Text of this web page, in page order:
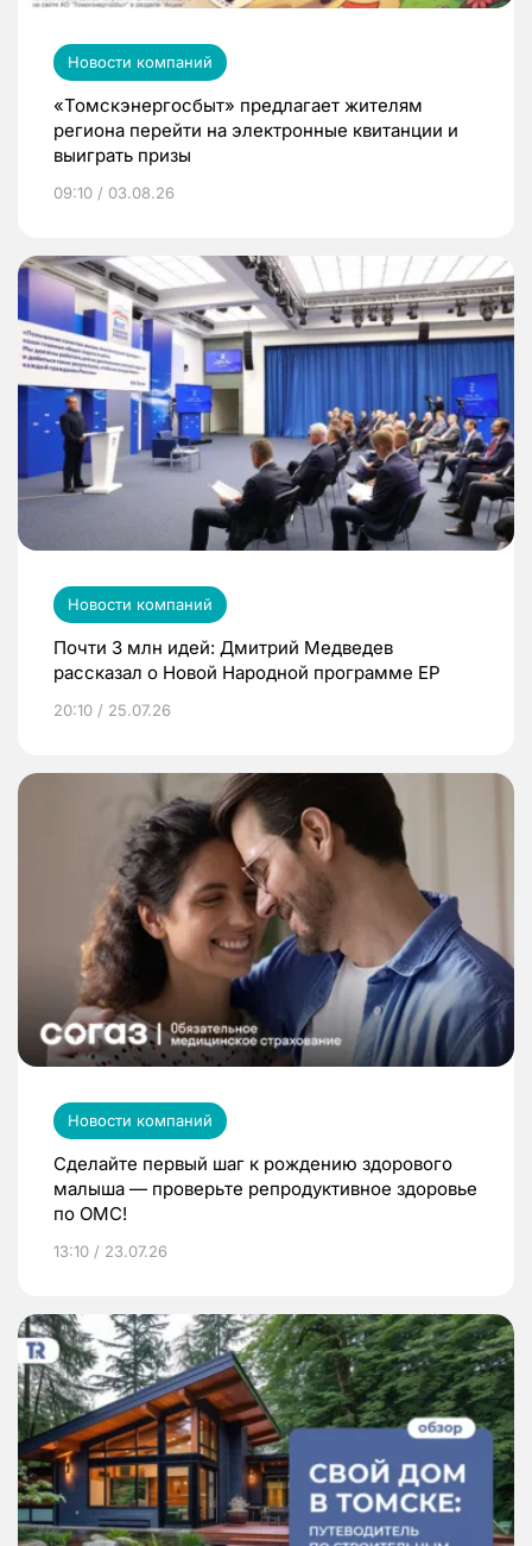
Новости компаний
«Томскэнергосбыт» предлагает жителям
региона перейти на электронные квитанции и
выиграть призы
09:10 / 03.08.26
Новости компаний
Почти 3 млн идей: Дмитрий Медведев
рассказал о Новой Народной программе ЕР
20:10 / 25.07.26
Новости компаний
Сделайте первый шаг к рождению здорового
малыша — проверьте репродуктивное здоровье
по ОМС!
13:10 / 23.07.26